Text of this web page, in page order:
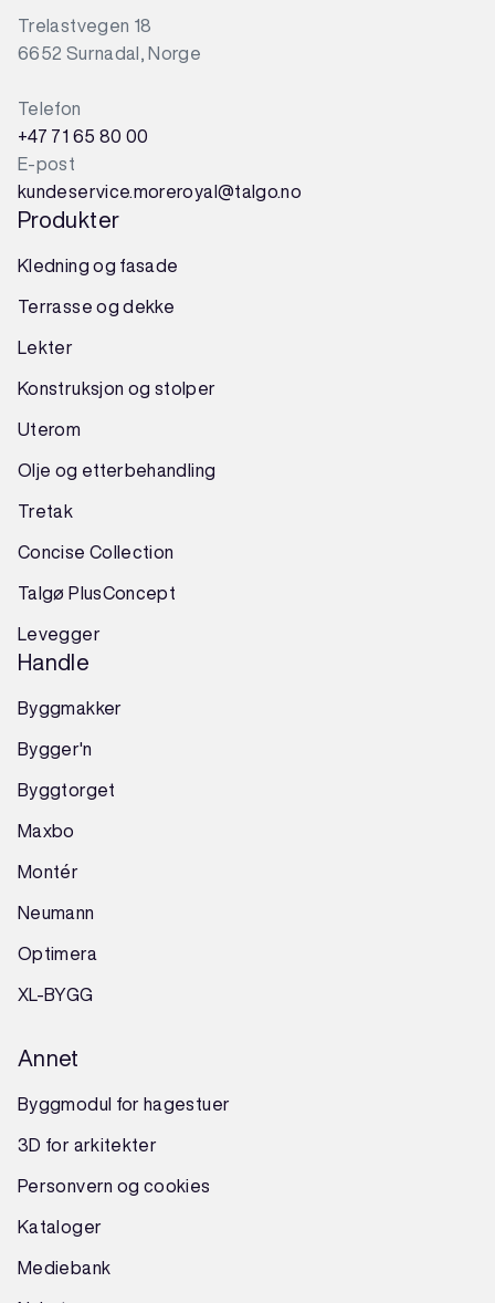
Trelastvegen 18
6652 Surnadal, Norge
Telefon
+47 71 65 80 00
E-post
kundeservice.moreroyal@talgo.no
Produkter
Kledning og fasade
Terrasse og dekke
Lekter
Konstruksjon og stolper
Uterom
Olje og etterbehandling
Tretak
Concise Collection
Talgø PlusConcept
Levegger
Handle
Byggmakker
Bygger'n
Byggtorget
Maxbo
Montér
Neumann
Optimera
XL-BYGG
Annet
Byggmodul for hagestuer
3D for arkitekter
Personvern og cookies
Kataloger
Mediebank